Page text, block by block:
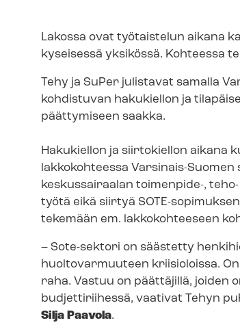
Lakossa ovat työtaistelun aikana
kyseisessä yksikössä. Kohteessa
Tehy ja SuPer julistavat samalla
kohdistuvan hakukiellon ja
päättymiseen saakka.
Hakukiellon ja siirtokiellon aikana
lakkokohteessa Varsinais-
keskussairaalan toimenpide-,
työtä eikä siirtyä SOTE-
tekemään em. lakkokohteeseen
– Sote-sektori on säästetty
huoltovarmuuteen kriisioloissa.
raha. Vastuu on päättäjillä, joiden
budjettiriihessä, vaativat Tehyn
Silja Paavola.